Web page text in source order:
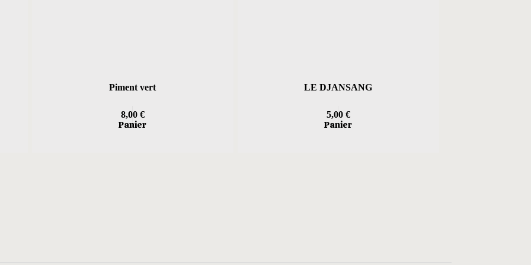
Piment vert
8,00 €
Panier
LE DJANSANG
5,00 €
Panier